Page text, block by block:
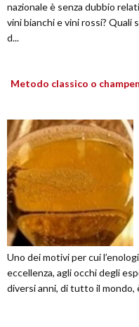
nazionale è senza dubbio
vini bianchi e vini rossi? Quali
d...
Metodo classico o
Uno dei motivi per cui
eccellenza, agli occhi degli
diversi anni, di tutto il mondo,